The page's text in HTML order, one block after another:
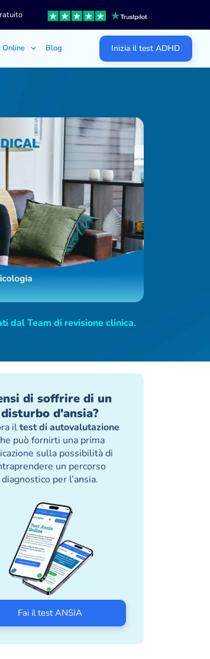
Online Blog Inizia il test ADHD
dal Team di revisione clinica.
di soffrire di un
disturbo d'ansia?
iltest di autovalutazione
può fornirti una prima
sulla possibilità di
un percorso
diagnostico per l’ansia.
Fai il test ANSIA